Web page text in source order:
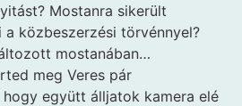
Mostanra sikerült
a közbeszerzési törvénnyel?
mostanában…
meg Veres pár
együtt álljatok kamera elé